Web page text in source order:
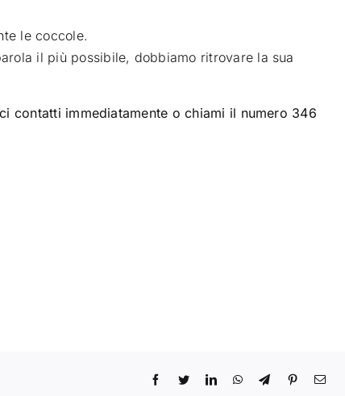
le coccole.
il più possibile, dobbiamo ritrovare la sua
contatti immediatamente o chiami il numero 346